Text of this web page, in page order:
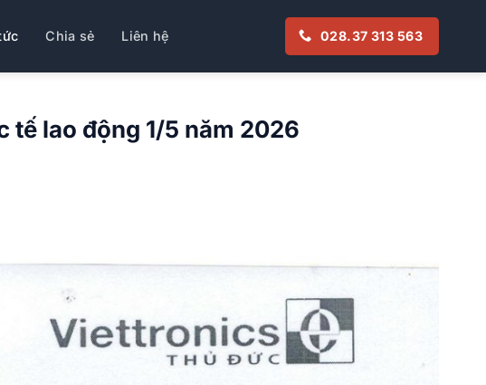
Chia sẻ Liên hệ 028.37 313 563
tế lao động 1/5 năm 2026